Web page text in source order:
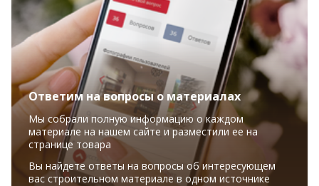
Ответим на вопросы о материалах
Мы собрали полную информацию о каждом
материале на нашем сайте и разместили ее на
странице товара
Вы найдете ответы на вопросы об интересующем
вас строительном материале в одном источнике